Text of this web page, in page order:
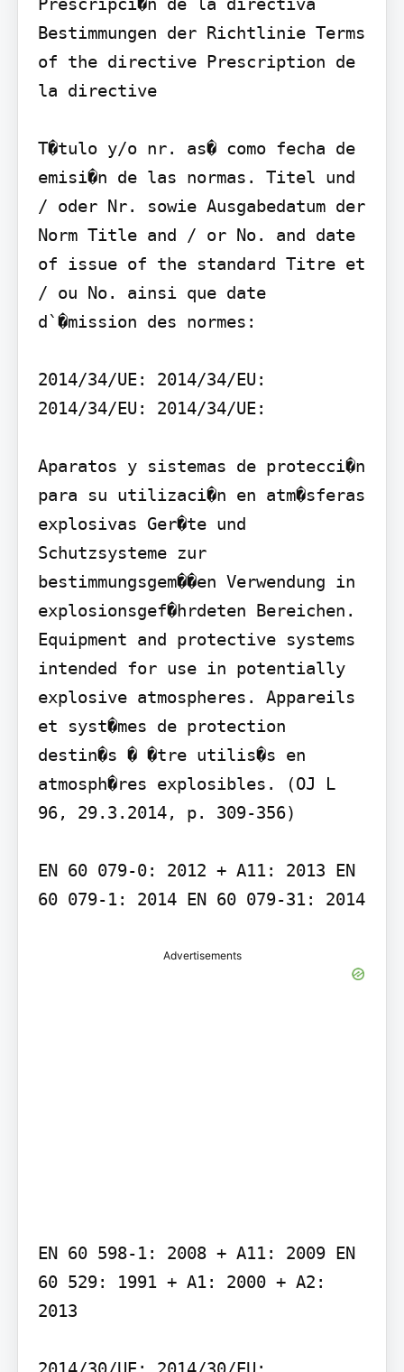
Bestimmungen der Richtlinie Terms
of the directive Prescription de
la directive
T�tulo y/o nr. as� como fecha de
emisi�n de las normas. Titel und
/ oder Nr. sowie Ausgabedatum der
Norm Title and / or No. and date
of issue of the standard Titre et
/ ou No. ainsi que date
d`�mission des normes:
2014/34/UE: 2014/34/EU:
2014/34/EU: 2014/34/UE:
Aparatos y sistemas de protecci�n
para su utilizaci�n en atm�sferas
explosivas Ger�te und
Schutzsysteme zur
bestimmungsgem��en Verwendung in
explosionsgef�hrdeten Bereichen.
Equipment and protective systems
intended for use in potentially
explosive atmospheres. Appareils
et syst�mes de protection
destin�s � �tre utilis�s en
atmosph�res explosibles. (OJ L
96, 29.3.2014, p. 309-356)
EN 60 079-0: 2012 + A11: 2013 EN
60 079-1: 2014 EN 60 079-31: 2014
Advertisements
EN 60 598-1: 2008 + A11: 2009 EN
60 529: 1991 + A1: 2000 + A2:
2013
2014/30/UE: 2014/30/EU: